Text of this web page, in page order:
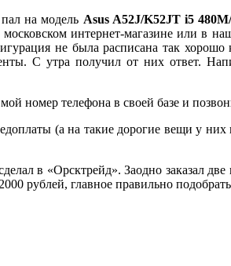
на модель Asus A52J/K52JT i5
интернет-магазине или в
не была расписана так
С утра получил от них ответ.
номер телефона в своей базе и
(а на такие дорогие вещи у
в «Орсктрейд». Заодно заказал
рублей, главное правильно